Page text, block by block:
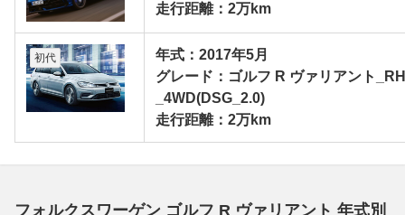
走行距離：2万km
初代
年式：2017年5月
グレード：ゴルフ R ヴァリアント
_4WD(DSG_2.0)
走行距離：2万km
フォルクスワーゲン ゴルフ R ヴァリアント 年式別